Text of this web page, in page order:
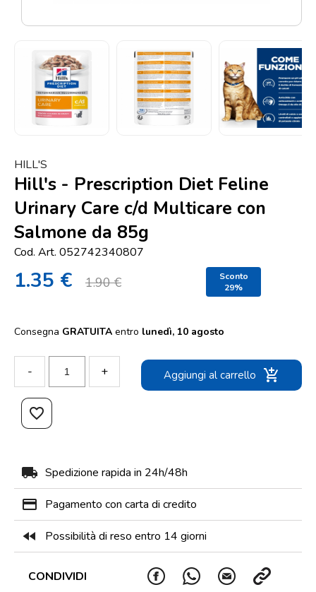
Punti
Blog
news
HILL'S
Hill's - Prescription Diet Feline
Urinary Care c/d Multicare con
Salmone da 85g
Cod. Art. 052742340807
1.35 € 1.90 €
Sconto
29%
Consegna GRATUITA entro lunedì, 10 agosto
- + Aggiungi al carrello add_shopping_cart
favorite_border
local_shipping Spedizione rapida in 24h/48h
payment Pagamento con carta di credito
fast_rewind Possibilità di reso entro 14 giorni
CONDIVIDI